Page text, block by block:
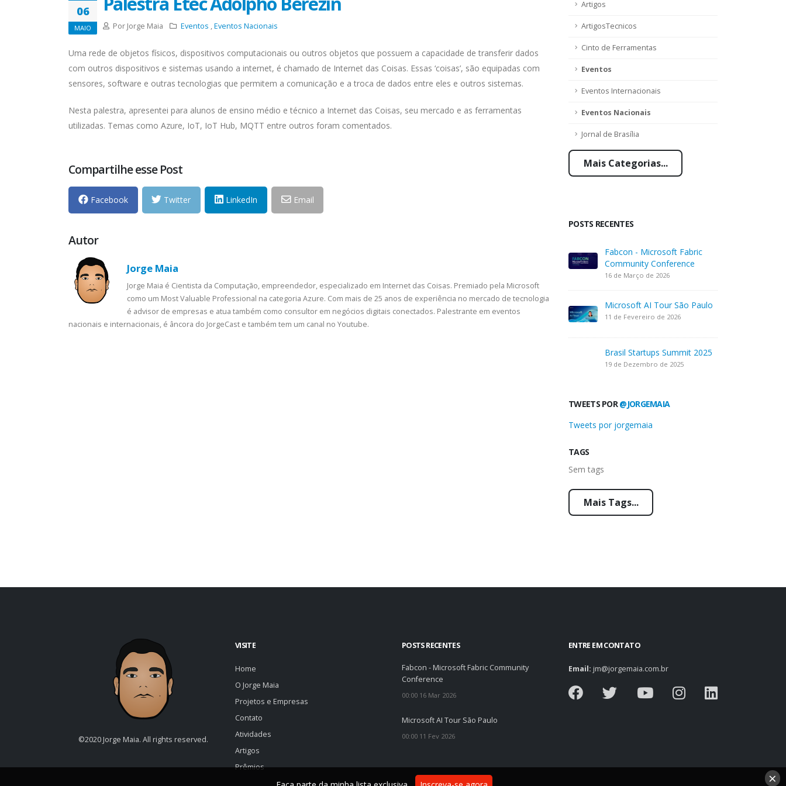
Artigos
ArtigosTecnicos
Cinto de Ferramentas
Eventos
Eventos Internacionais
Eventos Nacionais
Jornal de Brasília
Mais Categorias...
POSTS RECENTES
Fabcon - Microsoft Fabric
Community Conference
16 de Março de 2026
Microsoft AI Tour São Paulo
11 de Fevereiro de 2026
Brasil Startups Summit 2025
19 de Dezembro de 2025
TWEETS POR@JORGEMAIA
Tweets por jorgemaia
TAGS
Sem tags
Mais Tags...
06
MAIO Por Jorge Maia Eventos ,Eventos Nacionais
Uma rede de objetos físicos, dispositivos computacionais ou outros objetos que possuem a capacidade de transferir dados
com outros dispositivos e sistemas usando a internet, é chamado de Internet das Coisas. Essas ‘coisas’, são equipadas com
sensores, software e outras tecnologias que permitem a comunicação e a troca de dados entre eles e outros sistemas.
Nesta palestra, apresentei para alunos de ensino médio e técnico a Internet das Coisas, seu mercado e as ferramentas
utilizadas. Temas como Azure, IoT, IoT Hub, MQTT entre outros foram comentados.
Compartilhe esse Post
Facebook Twitter LinkedIn Email
Autor
Jorge Maia
Jorge Maia é Cientista da Computação, empreendedor, especializado em Internet das Coisas. Premiado pela Microsoft
como um Most Valuable Professional na categoria Azure. Com mais de 25 anos de experiência no mercado de tecnologia
é advisor de empresas e atua também como consultor em negócios digitais conectados. Palestrante em eventos
nacionais e internacionais, é âncora do JorgeCast e também tem um canal no Youtube.
©2020 Jorge Maia. All rights reserved.
VISITE
Home
O Jorge Maia
Projetos e Empresas
Contato
Atividades
Artigos
Prêmios
POSTS RECENTES
Fabcon - Microsoft Fabric Community
Conference
00:00 16 Mar 2026
Microsoft AI Tour São Paulo
00:00 11 Fev 2026
ENTRE EM CONTATO
Email: jm@jorgemaia.com.br
×